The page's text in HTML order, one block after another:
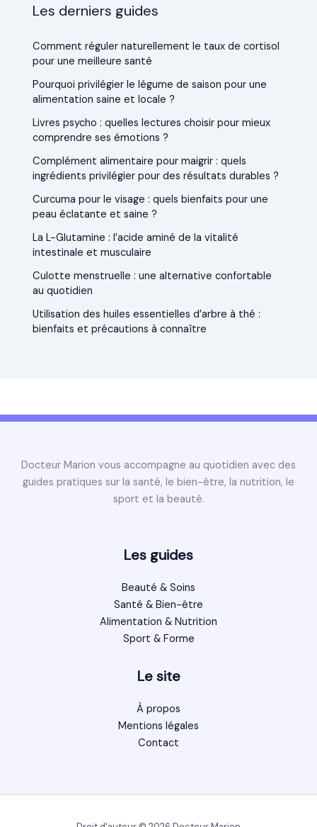
Les derniers guides
Comment réguler naturellement le taux de cortisol
pour une meilleure santé
Pourquoi privilégier le légume de saison pour une
alimentation saine et locale ?
Livres psycho : quelles lectures choisir pour mieux
comprendre ses émotions ?
Complément alimentaire pour maigrir : quels
ingrédients privilégier pour des résultats durables ?
Curcuma pour le visage : quels bienfaits pour une
peau éclatante et saine ?
La L-Glutamine : l’acide aminé de la vitalité
intestinale et musculaire
Culotte menstruelle : une alternative confortable
au quotidien
Utilisation des huiles essentielles d’arbre à thé :
bienfaits et précautions à connaître
Docteur Marion vous accompagne au quotidien avec des
guides pratiques sur la santé, le bien-être, la nutrition, le
sport et la beauté.
Les guides
Beauté & Soins
Santé & Bien-être
Alimentation & Nutrition
Sport & Forme
Le site
À propos
Mentions légales
Contact